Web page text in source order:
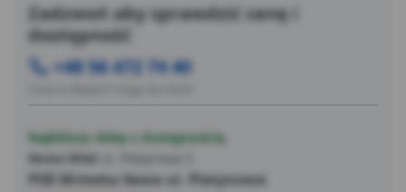
Zadzwoń aby sprawdzić cenę i
dostępność
+48 56 472 74 40
Najbliższy sklep z dostępnością
Nowa Wieś
PSB Mrówka Iława ul. Platynowa